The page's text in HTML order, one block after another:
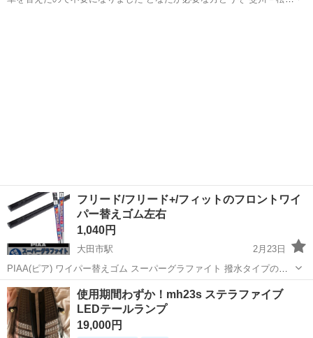
フリード/フリード+/フィットのフロントワイ
パー替えゴム左右
1,040円
大田市駅
2月23日
PIAA(ピア) ワイパー替えゴム スーパーグラファイト 撥水タイプのウ
インドウォッシャーでも びびり音無し フロント左右 （右:未使用開封
済み､左:未使用未開封） 金属レール無し→純正の金属レールを使用 対
応車種 ■【メ...
島根 大田市 大田市駅 外装、車外用品
使用期間わずか！mh23s ステラファイブ
LEDテールランプ
19,000円